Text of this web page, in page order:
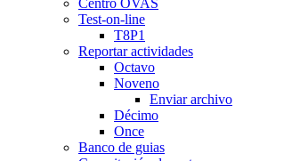
Test-on-line
T8P1
Reportar actividades
Octavo
Noveno
Enviar archivo
Décimo
Once
Banco de guias